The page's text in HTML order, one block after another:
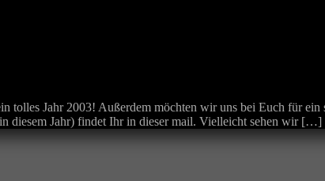
tolles Jahr 2003! Außerdem möchten wir uns bei Euch für ein
diesem Jahr) findet Ihr in dieser mail. Vielleicht sehen wir […]